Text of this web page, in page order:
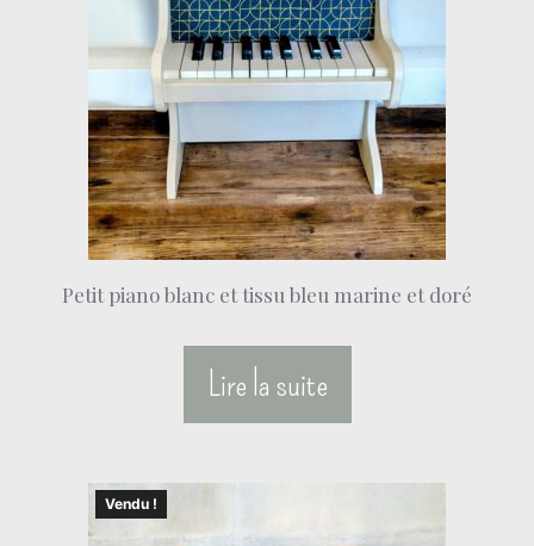
Petit piano blanc et tissu bleu marine et doré
Lire la suite
Vendu !